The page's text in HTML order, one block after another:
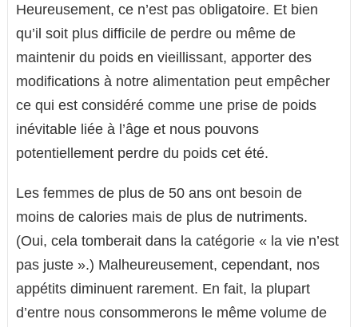
Heureusement, ce n’est pas obligatoire. Et bien
qu’il soit plus difficile de perdre ou même de
maintenir du poids en vieillissant, apporter des
modifications à notre alimentation peut empêcher
ce qui est considéré comme une prise de poids
inévitable liée à l’âge et nous pouvons
potentiellement perdre du poids cet été.
Les femmes de plus de 50 ans ont besoin de
moins de calories mais de plus de nutriments.
(Oui, cela tomberait dans la catégorie « la vie n’est
pas juste ».) Malheureusement, cependant, nos
appétits diminuent rarement. En fait, la plupart
d’entre nous consommerons le même volume de